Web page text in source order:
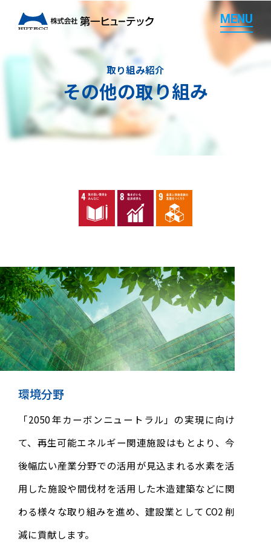
M
M
E
E
N
N
U
U
取り組み紹介
その他の取り組み
環境分野
「2050 年カーボンニュートラル」の実現に向け
て、再生可能エネルギー関連施設はもとより、今
後幅広い産業分野での活用が見込まれる水素を活
用した施設や間伐材を活用した木造建築などに関
わる様々な取り組みを進め、建設業として CO2 削
減に貢献します。